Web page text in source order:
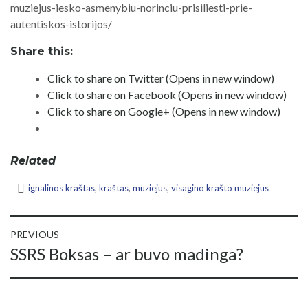
muziejus-iesko-asmenybiu-norinciu-prisiliesti-prie-
autentiskos-istorijos/
Share this:
Click to share on Twitter (Opens in new window)
Click to share on Facebook (Opens in new window)
Click to share on Google+ (Opens in new window)
Related
ignalinos kraštas, kraštas, muziejus, visagino krašto muziejus
Post
navigation
PREVIOUS
Previous
post:
SSRS Boksas – ar buvo madinga?